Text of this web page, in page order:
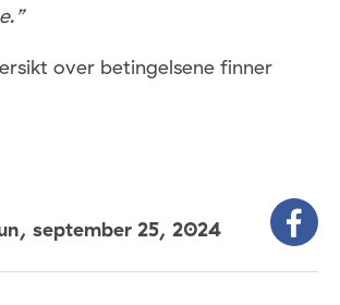
over betingelsene finner
september 25, 2024